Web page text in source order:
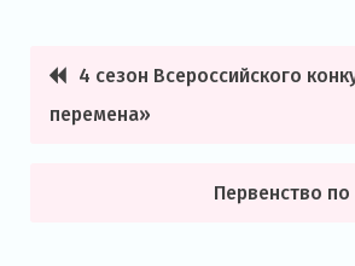
Навигация
по
4 сезон Всероссийского
перемена»
Первенство